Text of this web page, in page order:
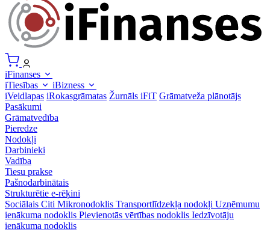
iFinanses
iTiesības
iBizness
iVeidlapas iRokasgrāmatas Žurnāls iFiT Grāmatveža plānotājs
Pasākumi
Grāmatvedība
Pieredze
Nodokļi
Darbinieki
Vadība
Tiesu prakse
Pašnodarbinātais
Strukturētie e-rēķini
Sociālais Citi Mikronodoklis Transportlīdzekļa nodokļi Uzņēmumu
ienākuma nodoklis Pievienotās vērtības nodoklis Iedzīvotāju
ienākuma nodoklis